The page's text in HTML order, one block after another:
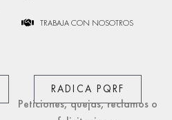
TRABAJA CON NOSOTROS
RADICA PQRF
Peticiones, quejas, reclamos o